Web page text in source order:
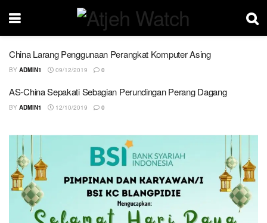
China Larang Penggunaan Perangkat Komputer Asing
BY ADMIN1 09/12/2019 0
AS-China Sepakati Sebagian Perundingan Perang Dagang
BY ADMIN1 12/10/2019 0